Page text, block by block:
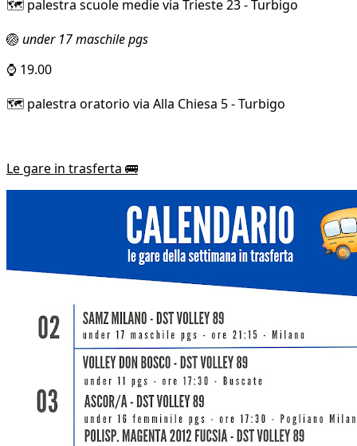
🗺️ palestra scuole medie via Trieste 23 - Turbigo
🏐 under 17 maschile pgs
⌚ 19.00
🗺️ palestra oratorio via Alla Chiesa 5 - Turbigo
Le gare in trasferta 🚌